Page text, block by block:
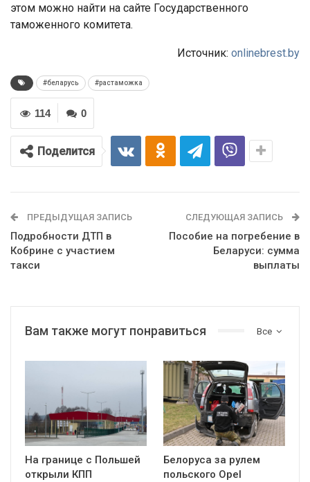
этом можно найти на сайте Государственного
таможенного комитета.
Источник: onlinebrest.by
#беларусь #растаможка
0
114
Поделится
ПРЕДЫДУЩАЯ ЗАПИСЬ
Подробности ДТП в
Кобрине с участием
такси
СЛЕДУЮЩАЯ ЗАПИСЬ
Пособие на погребение в
Беларуси: сумма
выплаты
Все
Вам также могут понравиться
На границе с Польшей
открыли КПП
Белоруса за рулем
польского Opel